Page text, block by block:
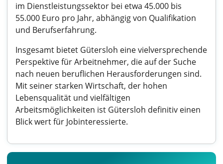
im Dienstleistungssektor bei etwa 45.000 bis
55.000 Euro pro Jahr, abhängig von Qualifikation
und Berufserfahrung.
Insgesamt bietet Gütersloh eine vielversprechende
Perspektive für Arbeitnehmer, die auf der Suche
nach neuen beruflichen Herausforderungen sind.
Mit seiner starken Wirtschaft, der hohen
Lebensqualität und vielfältigen
Arbeitsmöglichkeiten ist Gütersloh definitiv einen
Blick wert für Jobinteressierte.